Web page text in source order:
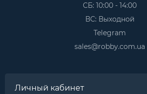
СБ: 10:00 - 14:00
ВС: Выходной
Telegram
sales@robby.com.ua
Личный кабинет